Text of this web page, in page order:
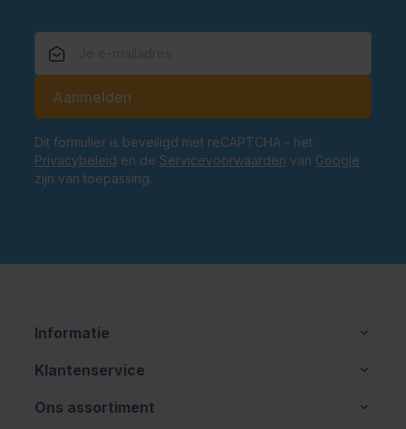
Aanmelden
Dit formulier is beveiligd met reCAPTCHA - het
Privacybeleid en de Servicevoorwaarden van Google
zijn van toepassing.
Informatie
Klantenservice
Ons assortiment